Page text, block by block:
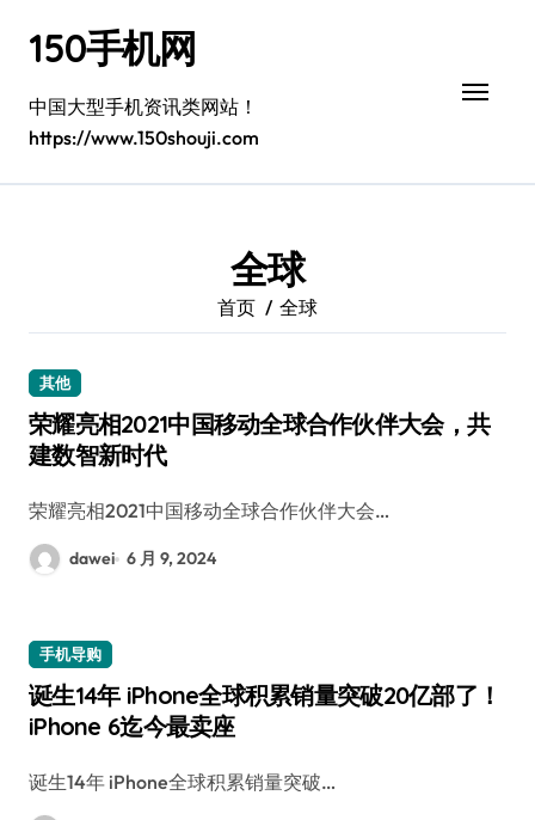
150手机网
中国大型手机资讯类网站！
https://www.150shouji.com
全球
首页 全球
其他
荣耀亮相2021中国移动全球合作伙伴大会，共
建数智新时代
荣耀亮相2021中国移动全球合作伙伴大会…
dawei 6 月 9, 2024
手机导购
诞生14年 iPhone全球积累销量突破20亿部了！
iPhone 6迄今最卖座
诞生14年 iPhone全球积累销量突破…